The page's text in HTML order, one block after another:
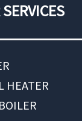
HEATER